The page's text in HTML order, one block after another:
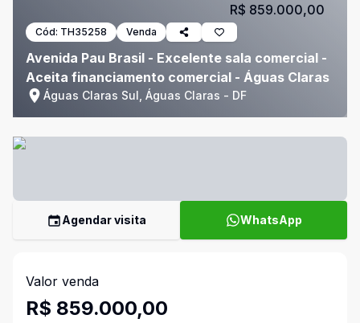
Cód: TH35258 Venda
Avenida Pau Brasil - Excelente sala comercial -
Aceita financiamento comercial - Águas Claras
Águas Claras Sul, Águas Claras - DF
R$ 859.000,00
Agendar visita WhatsApp
Valor venda
R$ 859.000,00